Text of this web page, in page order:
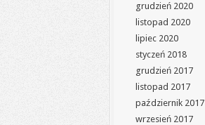
grudzień 2020
listopad 2020
lipiec 2020
styczeń 2018
grudzień 2017
listopad 2017
październik 2017
wrzesień 2017